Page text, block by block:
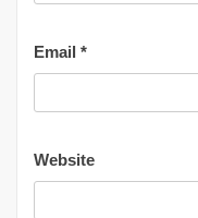
Email *
Website